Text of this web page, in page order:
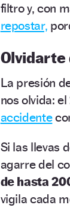
filtro y, con
repostar,
Olvidarte
La presión
nos olvida:
accidente
Si las llevas
agarre del
de hasta
vigila cada